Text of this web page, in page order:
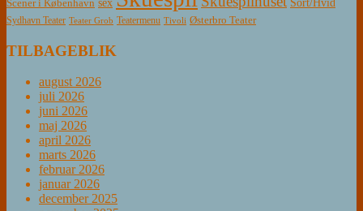
Scener i København sex Sort/Hvid
Sydhavn Teater Teater Grob Teatermenu Tivoli Østerbro Teater
TILBAGEBLIK
august 2026
juli 2026
juni 2026
maj 2026
april 2026
marts 2026
februar 2026
januar 2026
december 2025